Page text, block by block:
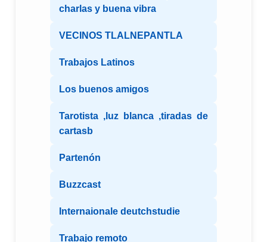
charlas y buena vibra
VECINOS TLALNEPANTLA
Trabajos Latinos
Los buenos amigos
Tarotista ,luz blanca ,tiradas de
cartasb
Partenón
Buzzcast
Internaionale deutchstudie
Trabajo remoto